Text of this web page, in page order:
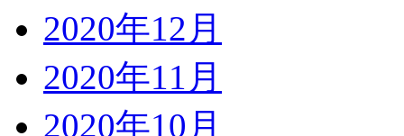
2020年12月
2020年11月
2020年10月